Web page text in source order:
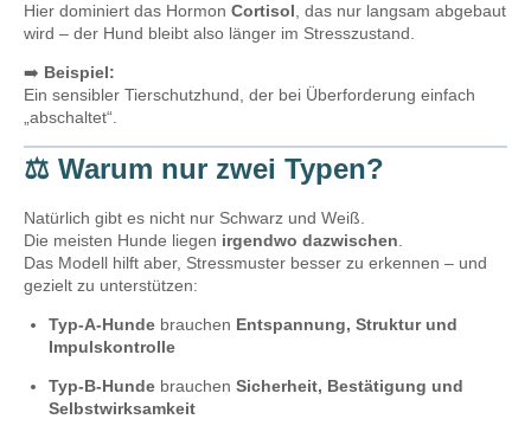
Hier dominiert das Hormon Cortisol , das nur langsam abgebaut
wird – der Hund bleibt also länger im Stresszustand.
➡️ Beispiel:
Ein sensibler Tierschutzhund, der bei Überforderung einfach
„abschaltet“.
⚖️ Warum nur zwei Typen?
Natürlich gibt es nicht nur Schwarz und Weiß.
Die meisten Hunde liegen irgendwo dazwischen
Das Modell hilft aber, Stressmuster besser zu erkennen – und
gezielt zu unterstützen:
Typ-A-Hunde brauchen Entspannung, Struktur und
Impulskontrolle
Typ-B-Hunde brauchen Sicherheit, Bestätigung und
Selbstwirksamkeit